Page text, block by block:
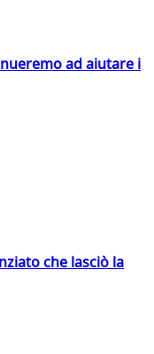
ad aiutare i
che lasciò la